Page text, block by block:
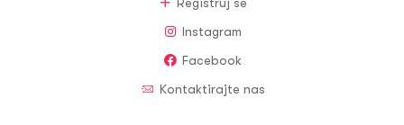
Instagram
Facebook
Kontaktirajte nas